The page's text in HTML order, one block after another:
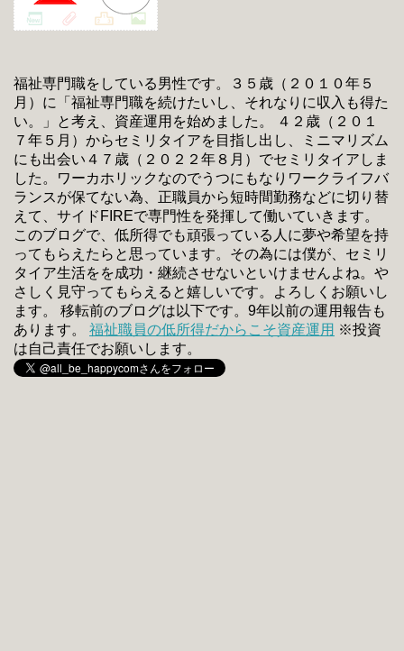
福祉専門職をしている男性です。３５歳（２０１０年５
月）に「福祉専門職を続けたいし、それなりに収入も得た
い。」と考え、資産運用を始めました。 ４２歳（２０１
７年５月）からセミリタイアを目指し出し、ミニマリズム
にも出会い４７歳（２０２２年８月）でセミリタイアしま
した。ワーカホリックなのでうつにもなりワークライフバ
ランスが保てない為、正職員から短時間勤務などに切り替
えて、サイドFIREで専門性を発揮して働いていきます。
このブログで、低所得でも頑張っている人に夢や希望を持
ってもらえたらと思っています。その為には僕が、セミリ
タイア生活をを成功・継続させないといけませんよね。や
さしく見守ってもらえると嬉しいです。よろしくお願いし
ます。 移転前のブログは以下です。9年以前の運用報告も
あります。 福祉職員の低所得だからこそ資産運用 ※投資
は自己責任でお願いします。